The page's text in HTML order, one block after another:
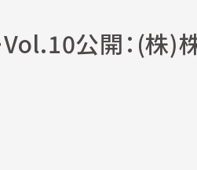
公開：(株)